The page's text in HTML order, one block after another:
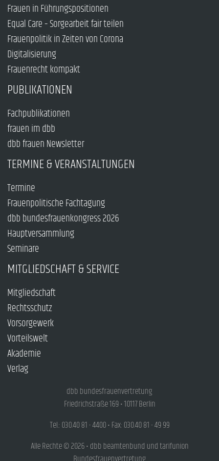
Frauen in Führungspositionen
Equal Care – Sorgearbeit fair teilen
Frauenpolitik in Zeiten von Corona
Digitalisierung
Frauenrecht kompakt
PUBLIKATIONEN
Fachpublikationen
frauen im dbb
dbb frauen Newsletter
TERMINE & VERANSTALTUNGEN
Termine
Frauenpolitische Fachtagung
dbb bundesfrauenkongress 2026
Hauptversammlung
Seminare
MITGLIEDSCHAFT & SERVICE
Mitgliedschaft
Rechtsschutz
Vorsorgewerk
Vorteilswelt
Akademie
Verlag
dbb bundesfrauenvertretung
Friedrichstraße 169 • 10117 Berlin
Tel.: 030.40 81 - 4400 • Fax: 030.40 81 - 49 99
Alle Rechte © 2026 • dbb beamtenbund und tarifunion